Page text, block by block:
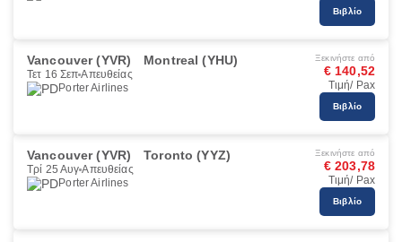
Βιβλίο
Vancouver (YVR) Montreal (YHU)
Τετ 16 Σεπ Απευθείας
Porter Airlines
Ξεκινήστε από
€ 140,52
Τιμή/ Pax
Βιβλίο
Vancouver (YVR) Toronto (YYZ)
Τρί 25 Αυγ Απευθείας
Porter Airlines
Ξεκινήστε από
€ 203,78
Τιμή/ Pax
Βιβλίο